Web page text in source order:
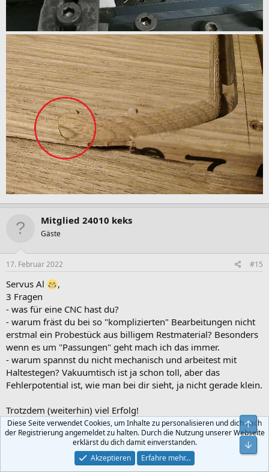
Mitglied 24010 keks
Gäste
17. Februar 2022 #15
Servus Al
,
3 Fragen
- was für eine CNC hast du?
- warum fräst du bei so "komplizierten" Bearbeitungen nicht
erstmal ein Probestück aus billigem Restmaterial? Besonders
wenn es um "Passungen" geht mach ich das immer.
- warum spannst du nicht mechanisch und arbeitest mit
Haltestegen? Vakuumtisch ist ja schon toll, aber das
Fehlerpotential ist, wie man bei dir sieht, ja nicht gerade klein.
Trotzdem (weiterhin) viel Erfolg!
Gruß Daniel
al_bundy
Diese Seite verwendet Cookies, um Inhalte zu personalisieren und dich nach
der Registrierung angemeldet zu halten. Durch die Nutzung unserer Webseite
erklärst du dich damit einverstanden.
Akzeptieren
Erfahre mehr…